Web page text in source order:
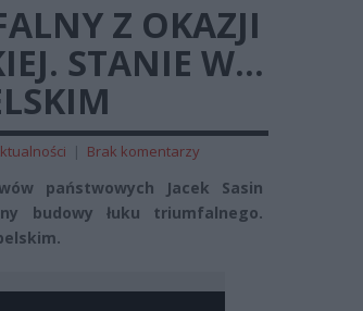
Z OKAZJI
STANIE W…
| Brak komentarzy
państwowych Jacek Sasin
budowy łuku triumfalnego.